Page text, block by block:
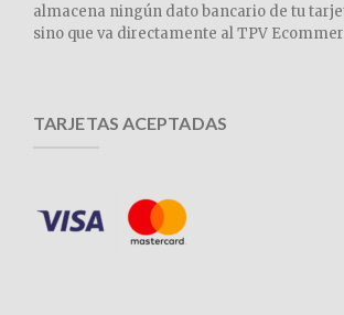
almacena ningún dato bancario de tu
sino que va directamente al TPV
TARJETAS ACEPTADAS